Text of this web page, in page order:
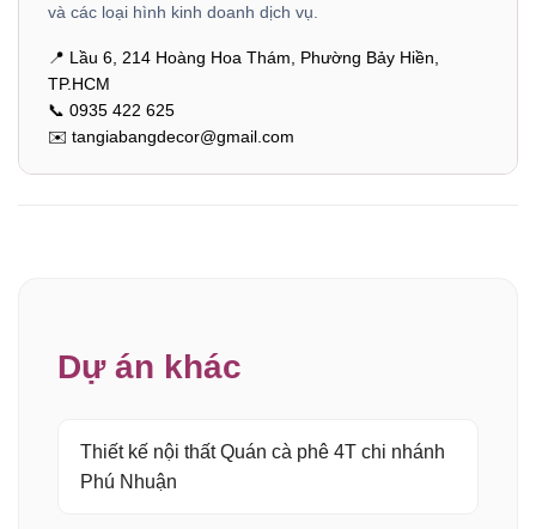
và các loại hình kinh doanh dịch vụ.
📍 Lầu 6, 214 Hoàng Hoa Thám, Phường Bảy Hiền,
TP.HCM
📞 0935 422 625
✉️ tangiabangdecor@gmail.com
Dự án khác
Thiết kế nội thất Quán cà phê 4T chi nhánh
Phú Nhuận